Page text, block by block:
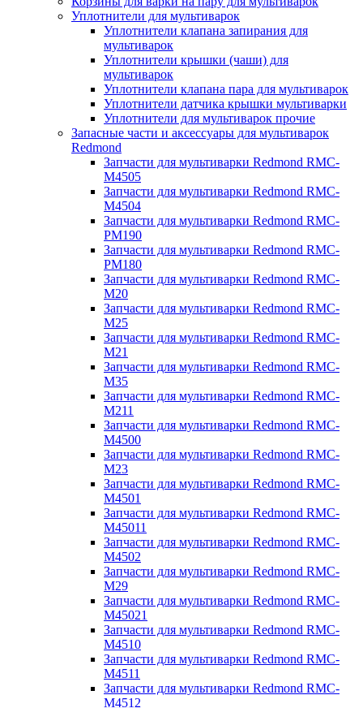
Уплотнители для мультиварок
Уплотнители клапана запирания для
мультиварок
Уплотнители крышки (чаши) для
мультиварок
Уплотнители клапана пара для мультиварок
Уплотнители датчика крышки мультиварки
Уплотнители для мультиварок прочие
Запасные части и аксессуары для мультиварок
Redmond
Запчасти для мультиварки Redmond RMC-
M4505
Запчасти для мультиварки Redmond RMC-
M4504
Запчасти для мультиварки Redmond RMC-
PM190
Запчасти для мультиварки Redmond RMC-
PM180
Запчасти для мультиварки Redmond RMC-
M20
Запчасти для мультиварки Redmond RMC-
M25
Запчасти для мультиварки Redmond RMC-
M21
Запчасти для мультиварки Redmond RMC-
M35
Запчасти для мультиварки Redmond RMC-
M211
Запчасти для мультиварки Redmond RMC-
M4500
Запчасти для мультиварки Redmond RMC-
M23
Запчасти для мультиварки Redmond RMC-
M4501
Запчасти для мультиварки Redmond RMC-
M45011
Запчасти для мультиварки Redmond RMC-
M4502
Запчасти для мультиварки Redmond RMC-
M29
Запчасти для мультиварки Redmond RMC-
M45021
Запчасти для мультиварки Redmond RMC-
M4510
Запчасти для мультиварки Redmond RMC-
M4511
Запчасти для мультиварки Redmond RMC-
M4512